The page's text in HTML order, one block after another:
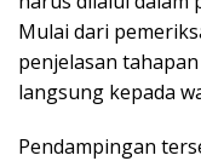
Mulai dari
penjelasan
langsung kepada
Pendampingan